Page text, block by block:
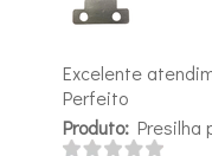
Excelente
Perfeito
Produto:Presilha